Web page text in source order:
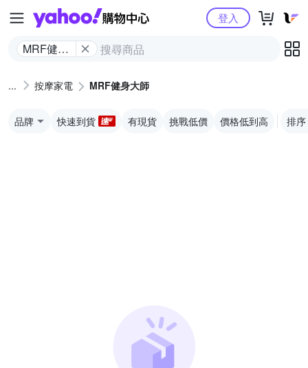
Yahoo購物中心
MRF健身
登入
按摩家電 MRF健身大師
品牌 快速到貨 有現貨 挑戰低價 價格低到高 排序